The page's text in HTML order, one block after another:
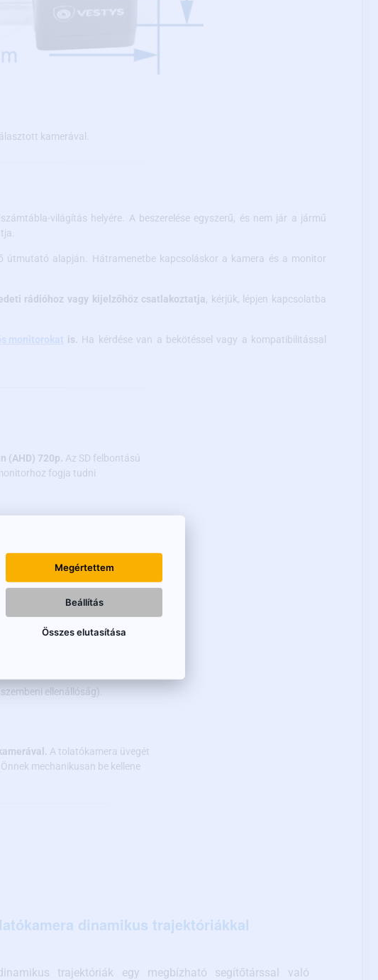
kamerával.
világítás helyére. A beszerelése egyszerű, és nem jár a jármű
útmutató alapján. Hátramenetbe kapcsoláskor a kamera és a monitor
rádióhoz vagy kijelzőhöz csatlakoztatja, kérjük, lépjen kapcsolatba
monitorokat is. Ha kérdése van a bekötéssel vagy a kompatibilitással
(AHD) 720p. Az SD felbontású
fogja tudni
ellenállóság).
A tolatókamera üvegét
mechanikusan be kellene
dinamikus trajektóriákkal
trajektóriák egy megbízható segítőtárssal való
Megértettem
Beállítás
Összes elutasítása